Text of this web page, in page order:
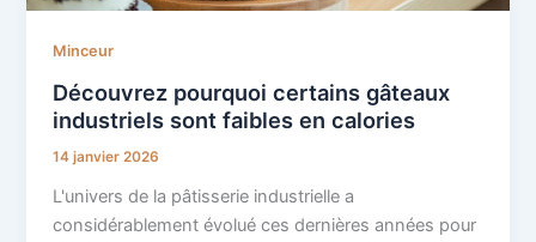
Minceur
Découvrez pourquoi certains gâteaux
industriels sont faibles en calories
14 janvier 2026
L'univers de la pâtisserie industrielle a
considérablement évolué ces dernières années pour